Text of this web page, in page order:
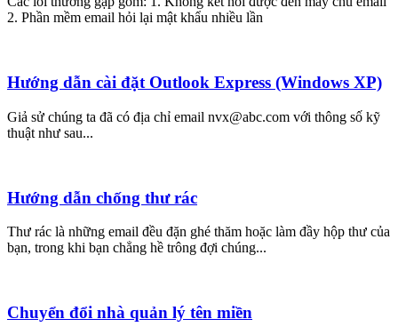
2. Phần mềm email hỏi lại mật khẩu nhiều lần
Hướng dẫn cài đặt Outlook Express (Windows XP)
Giả sử chúng ta đã có địa chỉ email nvx@abc.com với thông số kỹ
thuật như sau...
Hướng dẫn chống thư rác
Thư rác là những email đều đặn ghé thăm hoặc làm đầy hộp thư của
bạn, trong khi bạn chẳng hề trông đợi chúng...
Chuyển đổi nhà quản lý tên miền